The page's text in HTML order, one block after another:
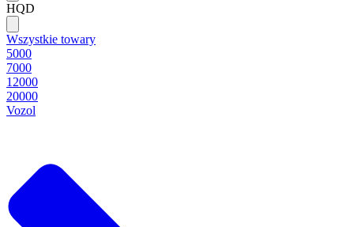
HQD
Wszystkie towary
5000
7000
12000
20000
Vozol